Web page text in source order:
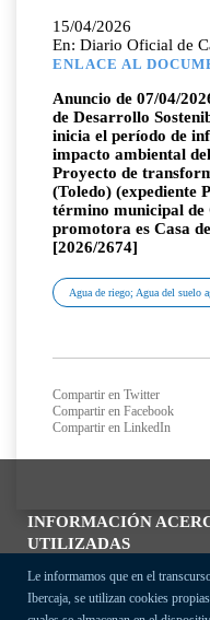
INFORMACIÓN
UTILIZADAS
Le informamos que en el
Ibercaja, se utilizan cookies
15/04/2026
En: Diario Oficial de
ENLACE AL
Anuncio de 07/04/
de Desarrollo
inicia el período de
impacto ambiental
Proyecto de
(Toledo) (expediente
término municipal de
promotora es Casa
[2026/2674]
Agua de riego; Agua del suelo
Compartir en Twitter
Compartir en Facebook
Compartir en LinkedIn